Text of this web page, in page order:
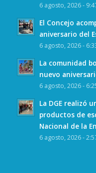
6 agosto, 2026 -
El Concejo
aniversario del
6 agosto, 2026 -
La comunidad
nuevo
6 agosto, 2026 -
La DGE realizó
productos de
Nacional de la
6 agosto, 2026 -